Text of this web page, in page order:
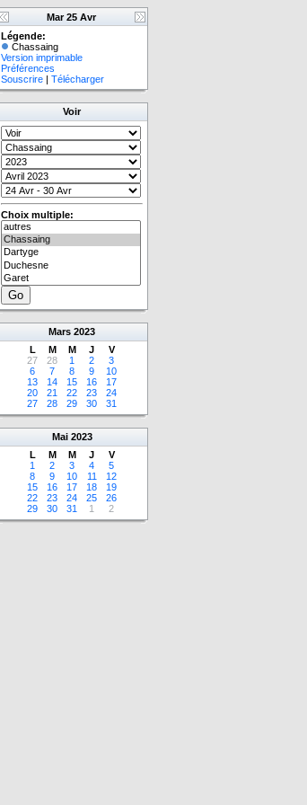
Mar 25 Avr
Légende:
Chassaing
Version imprimable
Préférences
Souscrire | Télécharger
Voir
Choix multiple:
Mars 2023
L
M M J
V
27
28 1 2
3
6
7 8 9
10
13
14 15 16
17
20
21 22 23
24
27
28 29 30 31
Mai 2023
L
M M J
V
1
2 3 4
5
8
9 10 11
12
15
16 17 18
19
22
23 24 25
26
29
30 31 1 2